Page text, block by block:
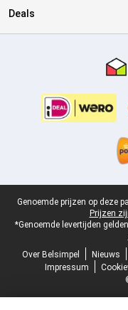
Deals
Juridische voettekst
Genoemde prijzen op deze
Prijzen
*Genoemde levertijden
Over Belsimpel
Nieuws
Impressum